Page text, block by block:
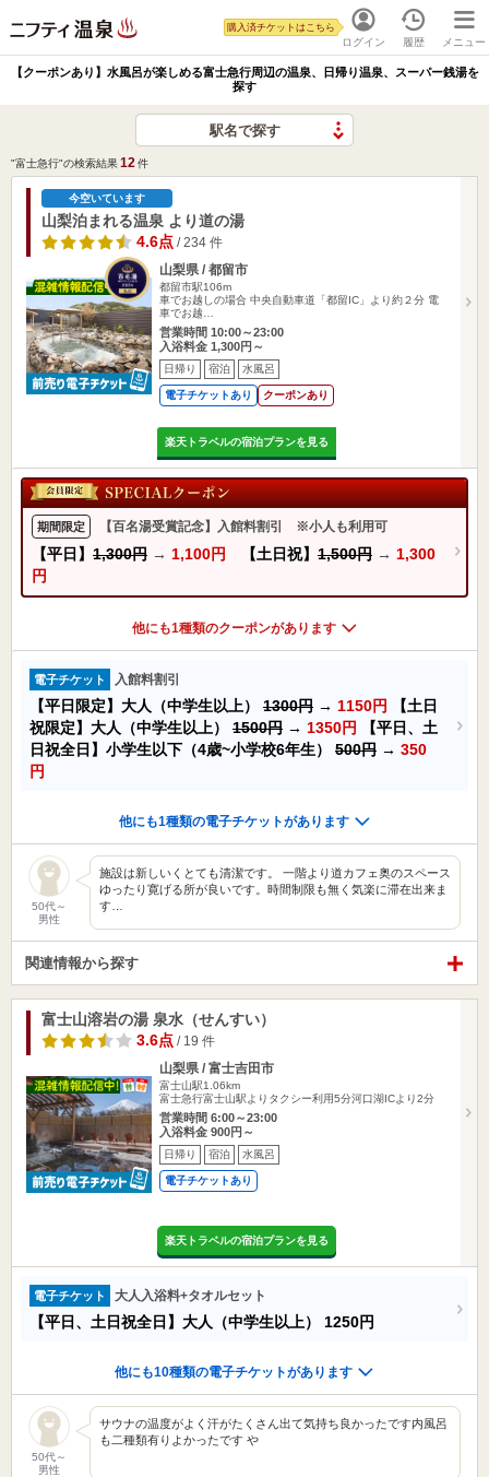
ログイン
購入済チケットはこちら
履歴 メニュー
【クーポンあり】水風呂が楽しめる富士急行周辺の温泉、日帰り温泉、スーパー銭湯を
探す
駅名で探す
"富士急行"の検索結果12 件
今空いています
山梨泊まれる温泉 より道の湯
4.6点 / 234 件
山梨県 / 都留市
都留市駅106m
車でお越しの場合 中央自動車道「都留IC」より約２分 電
車でお越…
営業時間 10:00～23:00
入浴料金 1,300円～
日帰り 宿泊 水風呂
電子チケットあり クーポンあり
楽天トラベルの宿泊プランを見る
期間限定 【百名湯受賞記念】入館料割引 ※小人も利用可
【平日】 1,300円 → 1,100円 【土日祝】 1,500円 → 1,300
円
他にも1種類のクーポンがあります
電子チケット 入館料割引
【平日限定】大人（中学生以上） 1300円 → 1150円
【土日
祝限定】大人（中学生以上） 1500円 → 1350円
【平日、土
日祝全日】小学生以下（4歳~小学校6年生） 500円 → 350
円
他にも1種類の電子チケットがあります
50代～
男性
施設は新しいくとても清潔です。 一階より道カフェ奥のスペース
ゆったり寛げる所が良いです。時間制限も無く気楽に滞在出来ま
す…
関連情報から探す
富士山溶岩の湯 泉水（せんすい）
3.6点 / 19 件
山梨県 / 富士吉田市
富士山駅1.06km
富士急行富士山駅よりタクシー利用5分河口湖ICより2分
営業時間 6:00～23:00
入浴料金 900円～
日帰り 宿泊 水風呂
電子チケットあり
楽天トラベルの宿泊プランを見る
電子チケット 大人入浴料+タオルセット
【平日、土日祝全日】大人（中学生以上） 1250円
他にも10種類の電子チケットがあります
50代～
男性
サウナの温度がよく汗がたくさん出て気持ち良かったです内風呂
も二種類有りよかったです や